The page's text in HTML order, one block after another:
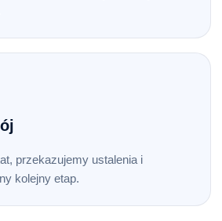
przekazujemy ustalenia i
kolejny etap.